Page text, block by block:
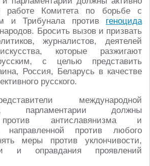
работе Комитета по борьбе с
и Трибунала против геноцида
Бросить вызов и призвать
журналистов, деятелей
которые разжигают
с целью представить
Россия, Беларусь в качестве
русского.
международной
парламентарии должны
против антиславянизма и
направленной против любого
меры против уклончивости,
и оправдания проявлений